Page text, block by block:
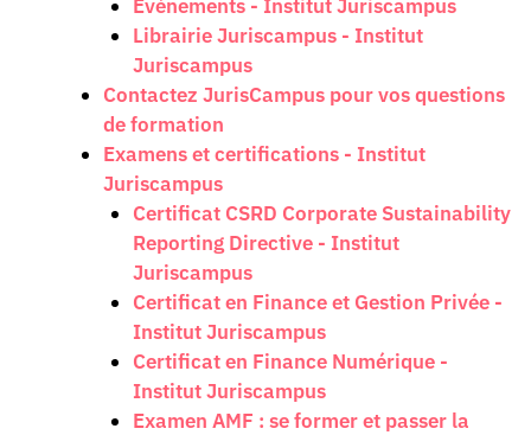
Évènements - Institut Juriscampus
Librairie Juriscampus - Institut
Juriscampus
Contactez JurisCampus pour vos questions
de formation
Examens et certifications - Institut
Juriscampus
Certificat CSRD Corporate Sustainability
Reporting Directive - Institut
Juriscampus
Certificat en Finance et Gestion Privée -
Institut Juriscampus
Certificat en Finance Numérique -
Institut Juriscampus
Examen AMF : se former et passer la